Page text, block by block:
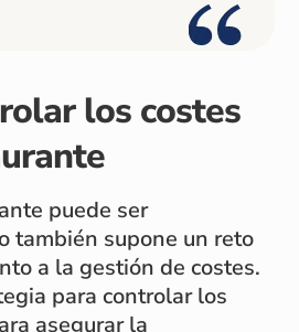
los costes
puede ser
también supone un reto
a la gestión de costes.
para controlar los
asegurar la